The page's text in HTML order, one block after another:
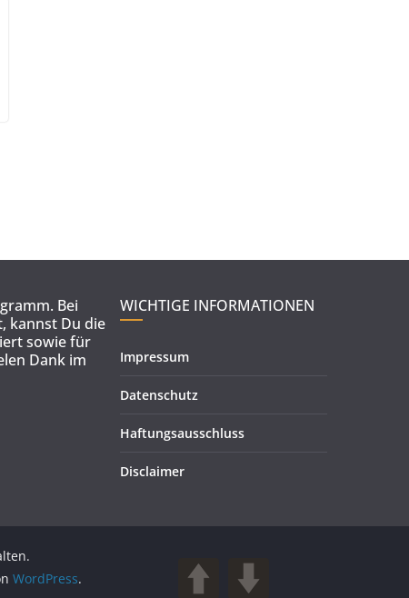
Bei
kannst Du die
sowie für
Dank im
WICHTIGE INFORMATIONEN
Impressum
Datenschutz
Haftungsausschluss
Disclaimer
WordPress.